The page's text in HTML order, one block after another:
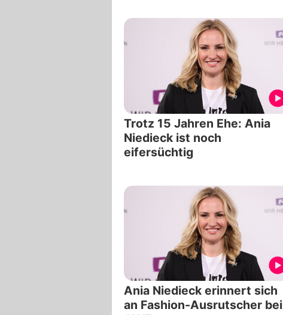
Trotz 15 Jahren Ehe: Ania
Niedieck ist noch
eifersüchtig
Ania Niedieck erinnert sich
an Fashion-Ausrutscher bei